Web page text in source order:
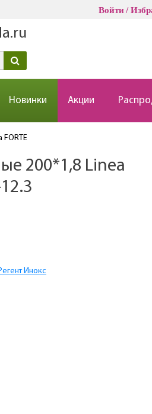
Войти
Новинки Акции
200*1,8 Linea
Инокс